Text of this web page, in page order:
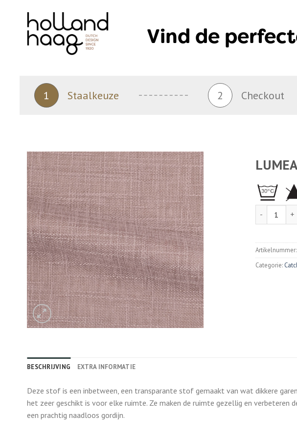
Vind de
1 Staalkeuze 2 Checkout
Artikelnummer:
Categorie:
BESCHRIJVING EXTRA INFORMATIE
Deze stof is een inbetween, een transparante stof gemaakt van wat dikkere
het zeer geschikt is voor elke ruimte. Ze maken de ruimte gezellig en verbeteren
een prachtig naadloos gordijn.